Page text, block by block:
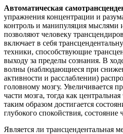
Автоматическая
упражнения концентрации и
контроль и манипуляция
позволяют человеку
включает в себя
техники, способствующие
выходу за пределы сознания. В
волны (наблюдающиеся при
активности и расслаблении)
головному мозгу. Увеличивается
части мозга, тогда как
таким образом достигается
глубокого спокойствия, состояние
Является ли трансцендентальная